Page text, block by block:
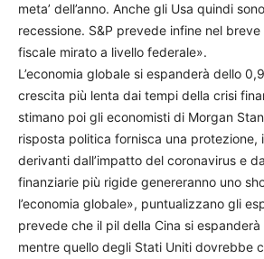
meta’ dell’anno. Anche gli Usa quindi
recessione. S&P prevede infine nel
fiscale mirato a livello federale».
L’economia globale si espanderà dello
crescita più lenta dai tempi della crisi
stimano poi gli economisti di Morgan
risposta politica fornisca una protezione,
derivanti dall’impatto del coronavirus e
finanziarie più rigide genereranno uno
l’economia globale», puntualizzano gli
prevede che il pil della Cina si
mentre quello degli Stati Uniti dovrebbe